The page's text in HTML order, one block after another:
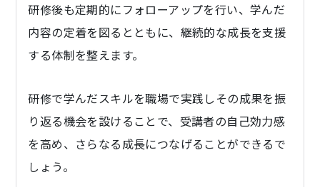
研修後も定期的にフォローアップを行い、学んだ
内容の定着を図るとともに、継続的な成長を支援
する体制を整えます。
研修で学んだスキルを職場で実践しその成果を振
り返る機会を設けることで、受講者の自己効力感
を高め、さらなる成長につなげることができるで
しょう。